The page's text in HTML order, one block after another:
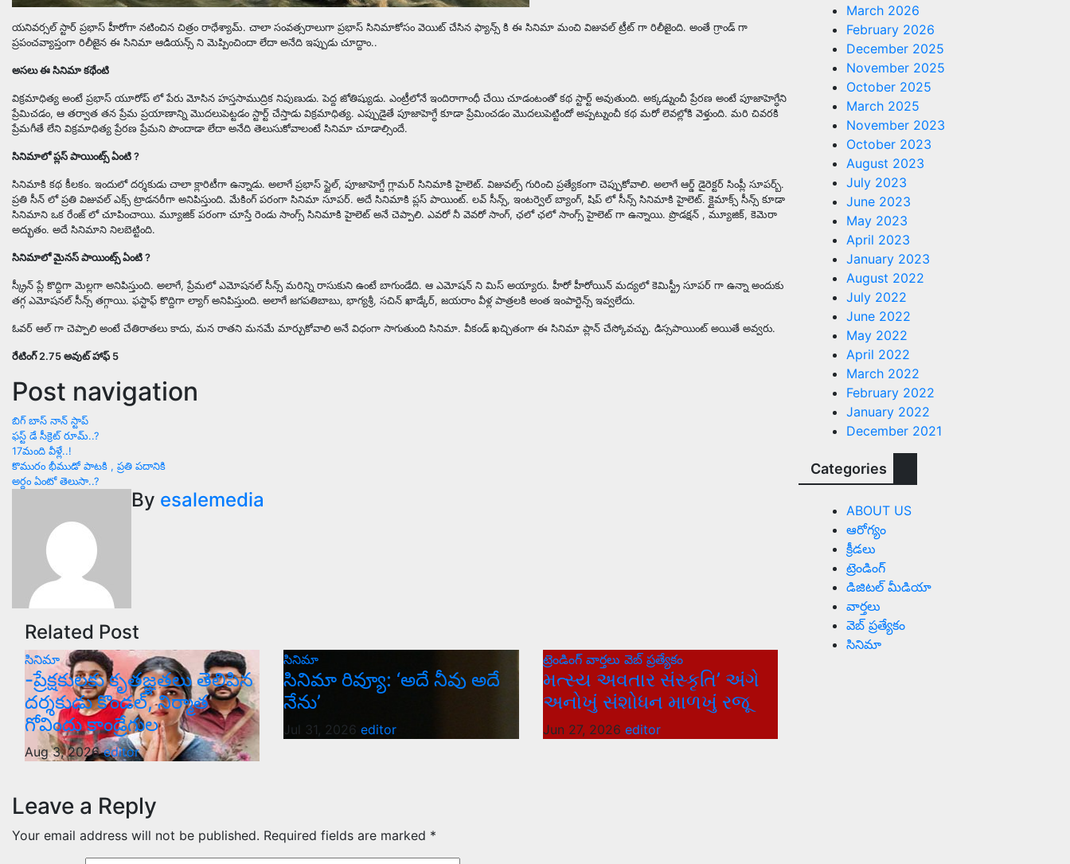
యనివర్సల్ స్టార్ ప్రభాస్ హీరోగా నటించిన చిత్రం రాధేశ్యామ్. చాలా సంవత్సరాలుగా ప్రభాస్ సినిమాకోసం వెయిట్ చేసిన ఫ్యాన్స్ కి ఈ సినిమా మంచి విజువల్ ట్రీట్ గా రిలీజైంది. అంతే గ్రాండ్ గా
ప్రపంచవ్యాప్తంగా రిలీజైన ఈ సినిమా ఆడియన్స్ ని మెప్పించిందా లేదా అనేది ఇప్పుడు చూద్దాం..
అసలు ఈ సినిమా కథేంటి
విక్రమాధిత్య అంటే ప్రభాస్ యూరోప్ లో పేరు మోసిన హస్తసాముద్రిక నిపుణుడు. పెద్ద జోతిష్యుడు. ఎంట్రీలోనే ఇందిరాగాంధీ చేయి చూడంటంతో కథ స్టార్ట్ అవుతుంది. అక్కడ్నుంచీ ప్రేరణ అంటే పూజాహెగ్ధేని
ప్రేమిచడం, ఆ తర్వాత తన ప్రేమ ప్రయాణాన్ని మొదలుపెట్టడం స్టార్ట్ చేస్తాడు విక్రమాధిత్య. ఎప్పుడైతే పూజాహెగ్ధే కూడా ప్రేమించడం మొదలుపెట్టిందో అప్పట్నుంచీ కథ మరో లెవల్లోకి వెళ్తుంది. మరి చివరకి
ప్రేమగీతే లేని విక్రమాధిత్య ప్రేరణ ప్రేమని పొందాడా లేదా అనేది తెలుసుకోవాలంటే సినిమా చూడాల్సిందే.
సినిమాలో ప్లస్ పాయింట్స్ ఏంటి ?
సినిమాకి కథ కీలకం. ఇందులో దర్శకుడు చాలా క్లారిటీగా ఉన్నాడు. అలాగే ప్రభాస్ స్టైల్, పూజాహెగ్దే గ్లామర్ సినిమాకి హైలెట్. విజువల్స్ గురించి ప్రత్యేకంగా చెప్పుకోవాలి. అలాగే ఆర్డ్ డైరెక్టర్ సింప్లీ సూపర్బ్.
ప్రతి సీన్ లో ప్రతి విజువల్ ఎక్స్ ట్రాడనరీగా అనిపిస్తుంది. మేకింగ్ పరంగా సినిమా సూపర్. అదే సినిమాకి ప్లస్ పాయింట్. లవ్ సీన్స్, ఇంటర్వెల్ బ్యాంగ్, షిప్ లో సీన్స్ సినిమాకి హైలెట్. క్లైమాక్స్ సీన్స్ కూడా
సినిమాని ఒక రేంజ్ లో చూపించాయి. మ్యూజిక్ పరంగా చూస్తే రెండు సాంగ్స్ సినిమాకి హైలెట్ అనే చెప్పాలి. ఎవరో నీ వెవరో సాంగ్, ఛలో ఛలో సాంగ్స్ హైలెట్ గా ఉన్నాయి. ప్రొడక్షన్ , మ్యూజిక్, కెమెరా
అద్భుతం. అదే సినిమాని నిలబెట్టింది.
సినిమాలో మైనస్ పాయింట్స్ ఏంటి ?
స్క్రీన్ ప్లే కొద్దిగా మెల్లగా అనిపిస్తుంది. అలాగే, ప్రేమలో ఎమోషనల్ సీన్స్ మరిన్ని రాసుకుని ఉంటే బాగుండేది. ఆ ఎమోషన్ ని మిస్ అయ్యారు. హీరో హీరోయిన్ మద్యలో కెమిస్ట్రీ సూపర్ గా ఉన్నా అందుకు
తగ్గ ఎమోషనల్ సీన్స్ తగ్గాయి. ఫస్టాఫ్ కొద్దిగా ల్యాగ్ అనిపిస్తుంది. అలాగే జగపతిబాబు, భాగ్యశ్రీ, సచిన్ ఖాడ్కేర్, జయరాం వీళ్ల పాత్రలకి అంత ఇంపార్టెన్స్ ఇవ్వలేదు.
ఓవర్ ఆల్ గా చెప్పాలి అంటే చేతిరాతలు కాదు, మన రాతని మనమే మార్చుకోవాలి అనే విధంగా సాగుతుంది సినిమా. వీకండ్ ఖచ్చితంగా ఈ సినిమా ప్లాన్ చేస్కోవచ్చు. డిస్సపాయింట్ అయితే అవ్వరు.
రేటింగ్ 2.75 అవుట్ హాఫ్ 5
Post navigation
బిగ్ బాస్ నాన్ స్టాప్
ఫస్ట్ డే సీక్రెట్ రూమ్..?
17మంది వీళ్లే..!
కొమురం భీముడో పాటకి , ప్రతి పదానికి
అర్ధం ఏంటో తెలుసా..?
By esalemedia
Related Post
సినిమా
-ప్రేక్షకులకు కృతజ్ఞతలు తెలిపిన
దర్శకుడు కొండల్, నిర్మాత
గోవిందు కాండ్రేగుల
Aug 3, 2026editor
సినిమా
సినిమా రివ్యూ: ‘అదే నీవు అదే
నేను’
Jul 31, 2026editor
ట్రెండింగ్ వార్త‌లు వెబ్ ప్రత్యేకం
મત્સ્ય અવતાર સંસ્કૃતિ’ અંગે
અનોખું સંશોધન માળખું રજૂ
Jun 27, 2026 editor
Leave a Reply
Your email address will not be published. Required fields are marked *
March 2026
February 2026
December 2025
November 2025
October 2025
March 2025
November 2023
October 2023
August 2023
July 2023
June 2023
May 2023
April 2023
January 2023
August 2022
July 2022
June 2022
May 2022
April 2022
March 2022
February 2022
January 2022
December 2021
Categories
ABOUT US
ఆరోగ్యం
క్రీడలు
ట్రెండింగ్
డిజిటల్ మీడియా
వార్త‌లు
వెబ్ ప్రత్యేకం
సినిమా